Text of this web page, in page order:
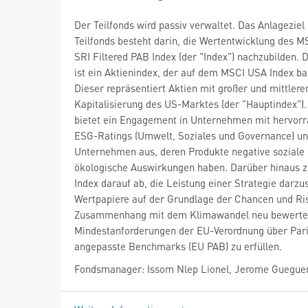
Der Teilfonds wird passiv verwaltet. Das Anlageziel
Teilfonds besteht darin, die Wertentwicklung des
SRI Filtered PAB Index (der "Index") nachzubilden.
ist ein Aktienindex, der auf dem MSCI USA Index
Dieser repräsentiert Aktien mit großer und
Kapitalisierung des US-Marktes (der
bietet ein Engagement in Unternehmen mit
ESG-Ratings (Umwelt, Soziales und Governance)
Unternehmen aus, deren Produkte negative soziale
ökologische Auswirkungen haben. Darüber hinaus
Index darauf ab, die Leistung einer Strategie
Wertpapiere auf der Grundlage der Chancen und
Zusammenhang mit dem Klimawandel neu
Mindestanforderungen der EU-Verordnung über
angepasste Benchmarks (EU PAB) zu erfüllen.
Fondsmanager: Issom Nlep Lionel, Jerome